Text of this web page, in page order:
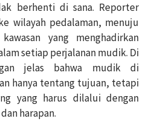
berhenti di sana. Reporter
wilayah pedalaman, menuju
yang menghadirkan
setiap perjalanan mudik. Di
jelas bahwa mudik di
hanya tentang tujuan, tetapi
yang harus dilalui dengan
harapan.